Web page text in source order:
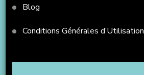
Blog
Conditions Générales d’Utilisation